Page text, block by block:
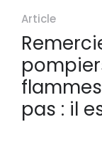
Article
pas : il